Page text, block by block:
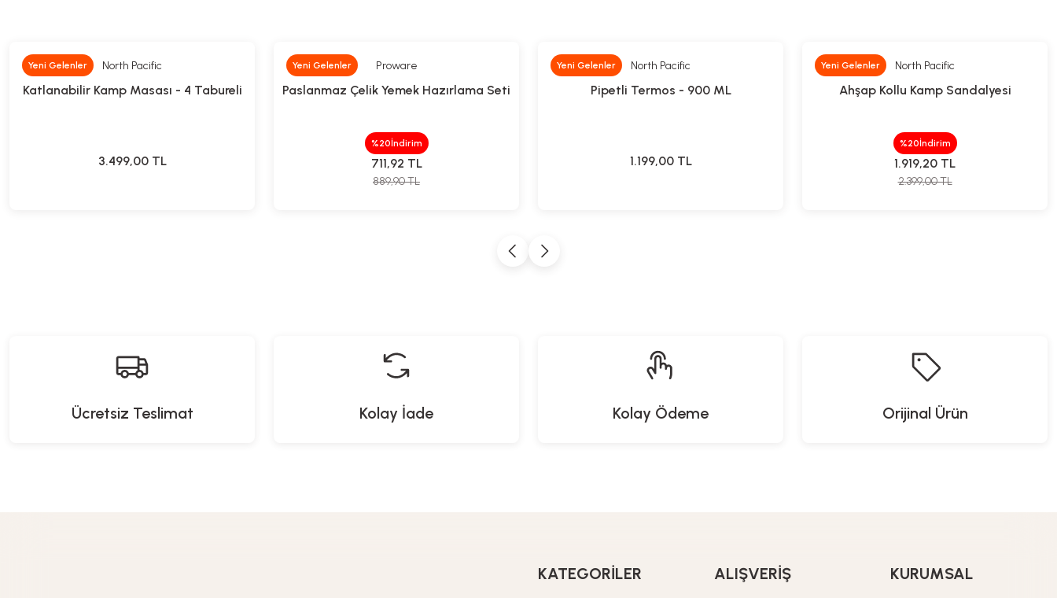
Yeni Gelenler North Pacific
Katlanabilir Kamp Masası - 4 Tabureli
3.499,00TL
Yeni Gelenler Proware
Paslanmaz Çelik Yemek Hazırlama Seti
%20İndirim
711,92TL
889,90TL
Yeni Gelenler North Pacific
Pipetli Termos - 900 ML
1.199,00TL
Yeni Gelenler North Pacific
Ahşap Kollu Kamp Sandalyesi
%20İndirim
1.919,20TL
2.399,00TL
Ücretsiz Teslimat Kolay İade Kolay Ödeme Orijinal Ürün
KATEGORİLER ALIŞVERİŞ KURUMSAL